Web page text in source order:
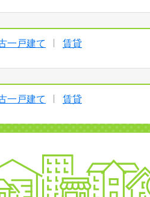
一戸建て 賃貸
一戸建て 賃貸